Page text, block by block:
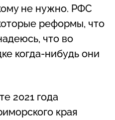
не нужно. РФС
реформы, что
что во
когда-нибудь они
2021 года
края